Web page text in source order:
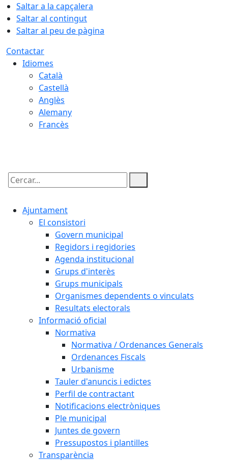
Saltar a la capçalera
Saltar al contingut
Saltar al peu de pàgina
Contactar
Idiomes
Català
Castellà
Anglès
Alemany
Francès
Cercar:
Ajuntament
El consistori
Govern municipal
Regidors i regidories
Agenda institucional
Grups d'interès
Grups municipals
Organismes dependents o vinculats
Resultats electorals
Informació oficial
Normativa
Normativa / Ordenances Generals
Ordenances Fiscals
Urbanisme
Tauler d'anuncis i edictes
Perfil de contractant
Notificacions electròniques
Ple municipal
Juntes de govern
Pressupostos i plantilles
Transparència